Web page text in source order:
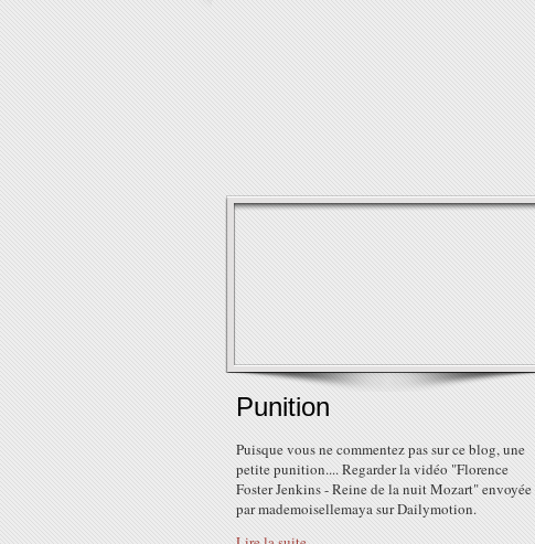
Punition
Puisque vous ne commentez pas sur ce blog, une
petite punition.... Regarder la vidéo "Florence
Foster Jenkins - Reine de la nuit Mozart" envoyée
par mademoisellemaya sur Dailymotion.